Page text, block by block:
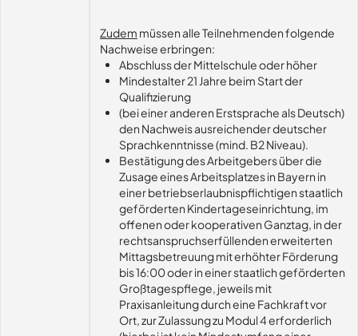
Zudem müssen alle Teilnehmenden folgende
Nachweise erbringen:
Abschluss der Mittelschule oder höher
Mindestalter 21 Jahre beim Start der
Qualifizierung
(bei einer anderen Erstsprache als Deutsch)
den Nachweis ausreichender deutscher
Sprachkenntnisse (mind. B2 Niveau).
Bestätigung des Arbeitgebers über die
Zusage eines Arbeitsplatzes in Bayern in
einer betriebserlaubnispflichtigen staatlich
geförderten Kindertageseinrichtung, im
offenen oder kooperativen Ganztag, in der
rechtsanspruchserfüllenden erweiterten
Mittagsbetreuung mit erhöhter Förderung
bis 16:00 oder in einer staatlich geförderten
Großtagespflege, jeweils mit
Praxisanleitung durch eine Fachkraft vor
Ort, zur Zulassung zu Modul 4 erforderlich